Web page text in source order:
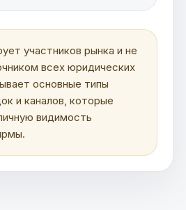
участников рынка и не
всех юридических
основные типы
и каналов, которые
видимость